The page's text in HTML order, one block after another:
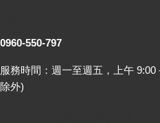
0960-550-797
服務時間：週一至週五，上午
除外)